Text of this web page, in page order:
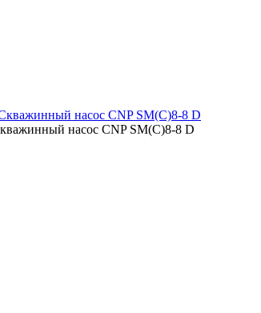
насос CNP SM(C)8-8 D